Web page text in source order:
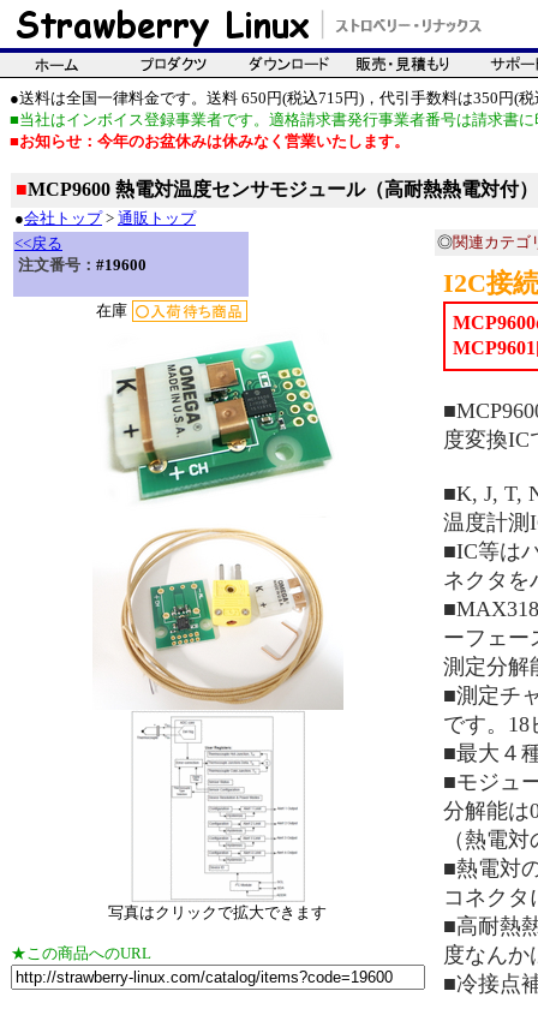
●送料は全国一律料金です。送料 650円(税込715円)，代引手数料は350円(税
■当社はインボイス登録事業者です。適格請求書発行事業者番号は請求書
■お知らせ：今年のお盆休みは休みなく営業いたします。
■MCP9600 熱電対温度センサモジュール（高耐熱熱電対付）
●会社トップ> 通販トップ
<<戻る
注文番号： #19600
在庫
写真はクリックで拡大できます
★この商品へのURL
◎関連カテゴ
I2C接
度変換IC
■K, J, T,
温度計測
■IC等は
ネクタを
ーフェー
測定分解
■測定チ
です。
■最大４
■モジュ
分解能は
（熱電
■熱電対
コネクタ
■高耐熱
度なんか
■冷接点